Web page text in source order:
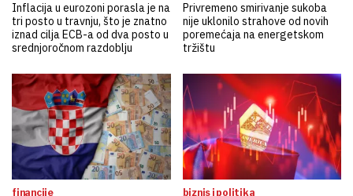
Inflacija u eurozoni porasla je na
tri posto u travnju, što je znatno
iznad cilja ECB-a od dva posto u
srednjoročnom razdoblju
Privremeno smirivanje sukoba
nije uklonilo strahove od novih
poremećaja na energetskom
tržištu
financije biznis i politika